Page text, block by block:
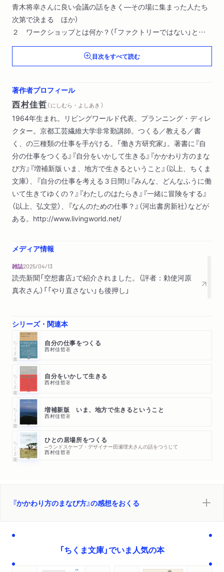
青木将幸さんに良い会議の話をきく―その場に集まった人たち
次第で決まる ほか）
２ ワークショップとは何か？（「ファクトリーではない」とい
うこと
創造的である・生産的である ほか）
３ 人の見え方（「ｉ」メッセージ
補稿 西原由記子さんの言葉―いま本当に感じていることを
目次をすべて読む
著作者プロフィール
西村佳哲（ にしむら・よしあき ）
1964年生まれ。リビングワールド代表。プランニング・ディレ
クター。京都工芸繊維大学非常勤講師。つくる／教える／書
く、の三種類の仕事を手がける。「働き方研究家」。著書に『自
分の仕事をつくる』『自分をいかして生きる』『かかわり方のまな
び方』『増補新版 いま、地方で生きるということ』（以上、ちくま
文庫）、『自分の仕事を考える３日間Ⅰ』『みんな、どんなふうに働
いて生きてゆくの？』『わたしのはたらき』『一緒に冒険をする』
（以上、弘文堂）、『なんのための仕事？』（河出書房新社）などが
ある。http://www.livingworld.net/
メディア情報
雑誌2025/04/13
読売新聞「空想書店」で紹介されました。（評者：勅使河原
真衣さん）「「やり直さない」も後押し」
シリーズ・関連本
ちくま文庫 自分の仕事をつくる
西村佳哲著
ちくま文庫 自分をいかして生きる
西村佳哲著
ちくま文庫 増補新版 いま、地方で生きるということ
西村佳哲著
ちくま文庫 ひとの居場所をつくる
─ランドスケープ・デザイナー田瀬理夫さんの話をつうじて
西村佳哲著
『かかわり方のまなび方』の感想をおくる
「ちくま文庫」でいま人気の本